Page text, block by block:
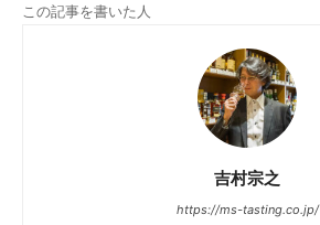
この記事を書いた人
吉村宗之
https://ms-tasting.co.jp/